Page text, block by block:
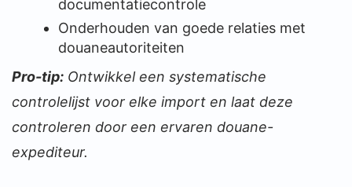
documentatiecontrole
Onderhouden van goede relaties met
douaneautoriteiten
Pro-tip: Ontwikkel een systematische
controlelijst voor elke import en laat deze
controleren door een ervaren douane-
expediteur.